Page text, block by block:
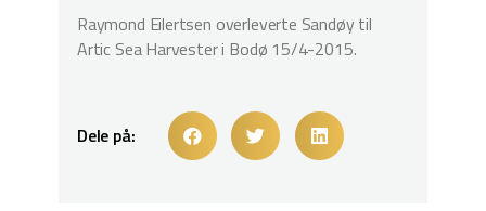
Raymond Eilertsen overleverte Sandøy til
Artic Sea Harvester i Bodø 15/4-2015.
Dele på: